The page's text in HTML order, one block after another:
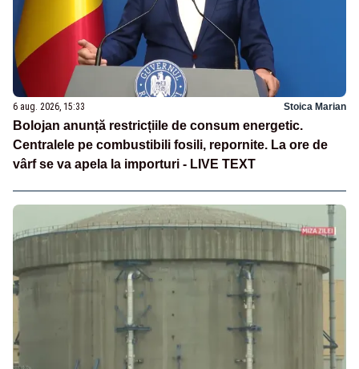
6 aug. 2026, 15:33 Stoica Marian
Bolojan anunță restricțiile de consum energetic.
Centralele pe combustibili fosili, repornite. La ore de
vârf se va apela la importuri - LIVE TEXT